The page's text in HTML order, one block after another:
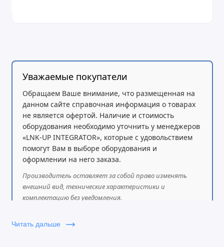
Корпус и эргономика:
Материал:Алюминий
Размеры:359 × 251 × 17 мм
Вес: 1.74 кг
Цвет:Серебристый
Клавиатура:Подсветка, русско-английская
Защита: Сканер отпечатков пальцев
Уважаемые покупатели
Обращаем Ваше внимание, что размещенная на
данном сайте справочная информация о товарах
не является офертой. Наличие и стоимость
оборудования необходимо уточнить у менеджеров
«LNK-UP INTEGRATOR», которые с удовольствием
помогут Вам в выборе оборудования и
оформлении на него заказа.
Производитель оставляет за собой право изменять
внешний вид, технические характеристики и
комплектацию без уведомления.
Читать дальше